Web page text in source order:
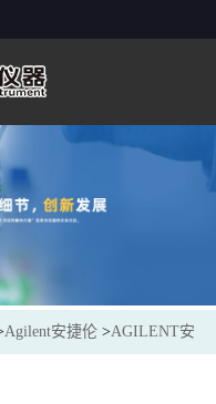
Agilent安捷伦 >AGILENT安